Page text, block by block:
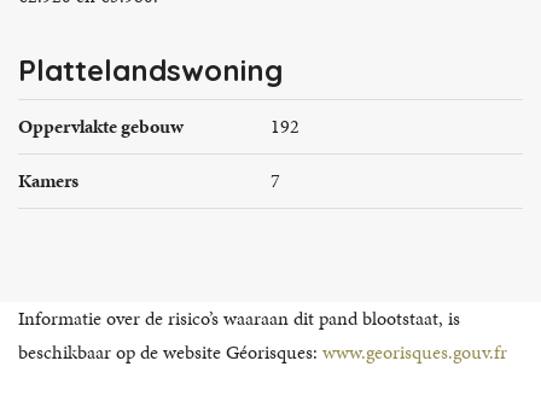
Plattelandswoning
Oppervlakte gebouw
192
Kamers
7
Informatie over de risico’s waaraan dit pand blootstaat, is
beschikbaar op de website Géorisques: www.georisques.gouv.fr